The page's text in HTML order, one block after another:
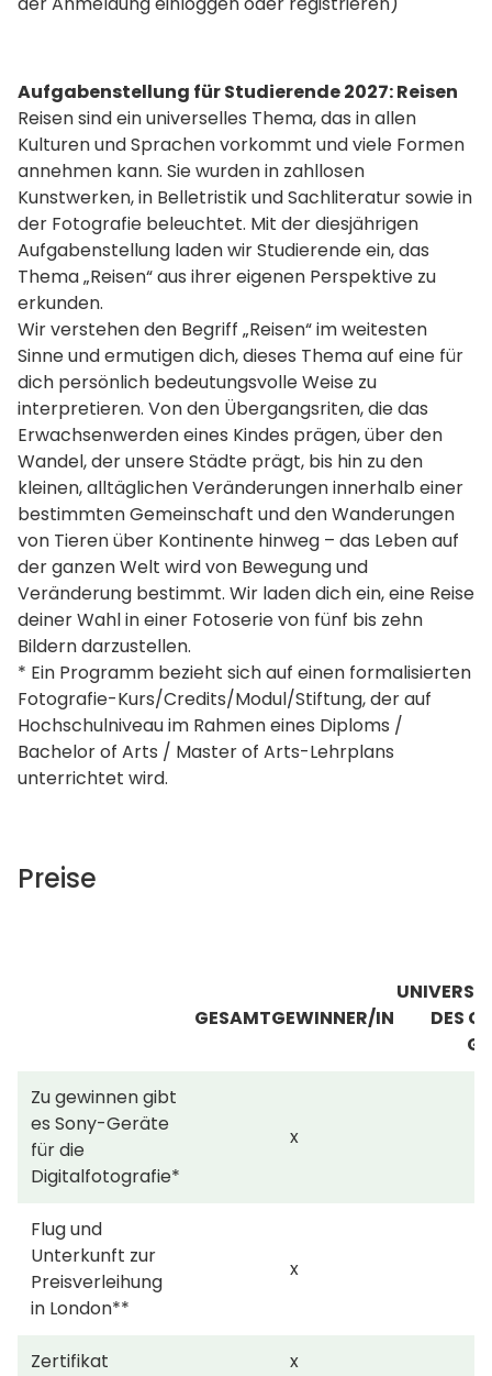
Aufgabenstellung für Studierende 2027: Reisen
Reisen sind ein universelles Thema, das in allen
Kulturen und Sprachen vorkommt und viele Formen
annehmen kann. Sie wurden in zahllosen
Kunstwerken, in Belletristik und Sachliteratur sowie in
der Fotografie beleuchtet. Mit der diesjährigen
Aufgabenstellung laden wir Studierende ein, das
Thema „Reisen“ aus ihrer eigenen Perspektive zu
erkunden.
Wir verstehen den Begriff „Reisen“ im weitesten
Sinne und ermutigen dich, dieses Thema auf eine für
dich persönlich bedeutungsvolle Weise zu
interpretieren. Von den Übergangsriten, die das
Erwachsenwerden eines Kindes prägen, über den
Wandel, der unsere Städte prägt, bis hin zu den
kleinen, alltäglichen Veränderungen innerhalb einer
bestimmten Gemeinschaft und den Wanderungen
von Tieren über Kontinente hinweg – das Leben auf
der ganzen Welt wird von Bewegung und
Veränderung bestimmt. Wir laden dich ein, eine Reise
deiner Wahl in einer Fotoserie von fünf bis zehn
Bildern darzustellen.
* Ein Programm bezieht sich auf einen formalisierten
Fotografie-Kurs/Credits/Modul/Stiftung, der auf
Hochschulniveau im Rahmen eines Diploms /
Bachelor of Arts / Master of Arts-Lehrplans
unterrichtet wird.
Preise
GESAMTGEWINNER/IN
DES
Zu gewinnen gibt
es Sony-Geräte
für die
Digitalfotografie*
x
Flug und
Unterkunft zur
Preisverleihung
in London**
x
Zertifikat x